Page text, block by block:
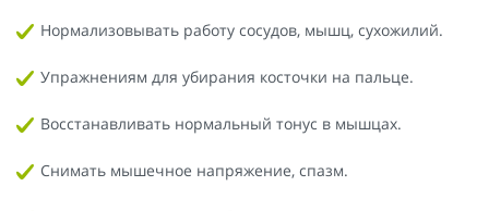
Нормализовывать работу сосудов, мышц, сухожилий.
Упражнениям для убирания косточки на пальце.
Восстанавливать нормальный тонус в мышцах.
Снимать мышечное напряжение, спазм.